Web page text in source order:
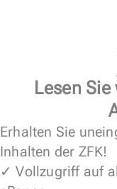
Lesen
Erhalten Sie
Inhalten der ZFK!
✓ Vollzugriff auf